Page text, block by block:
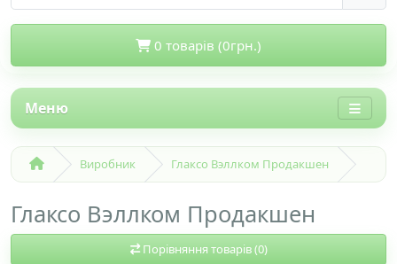
0 товарів (0грн.)
Меню
Виробник Глаксо Вэллком Продакшен
Глаксо Вэллком Продакшен
Порівняння товарів (0)